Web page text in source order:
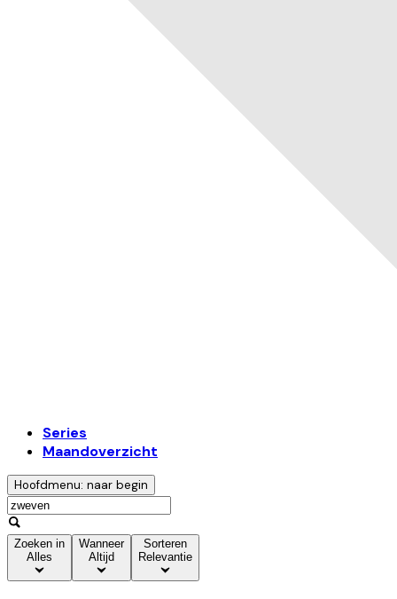
Series
Maandoverzicht
Hoofdmenu: naar begin
Zoeken in
Alles
Wanneer
Altijd
Sorteren
Relevantie